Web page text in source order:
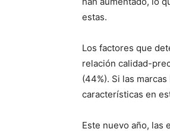
estas.
Los factores que
relación calidad-
(44%). Si las
características en
Este nuevo año, las